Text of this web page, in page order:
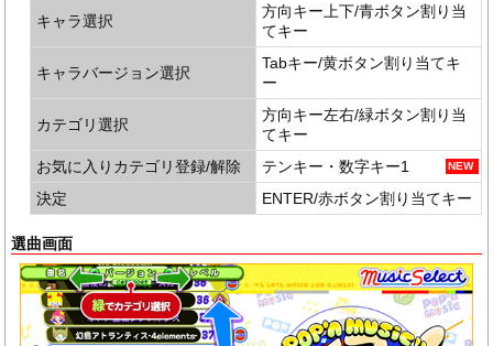
キャラ選択
方向キー上下/青ボタン割り当
てキー
キャラバージョン選択
Tabキー/黄ボタン割り当てキ
ー
カテゴリ選択
方向キー左右/緑ボタン割り当
てキー
お気に入りカテゴリ登録/解除
テンキー・数字キー1
決定
ENTER/赤ボタン割り当てキー
選曲画面